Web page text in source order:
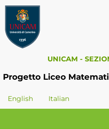
Salta
contenuto
principale
UNICAM -
Progetto Liceo
English Italian